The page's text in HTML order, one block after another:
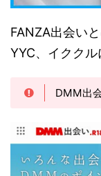
FANZA出会い
YYC、イククル
DMM出